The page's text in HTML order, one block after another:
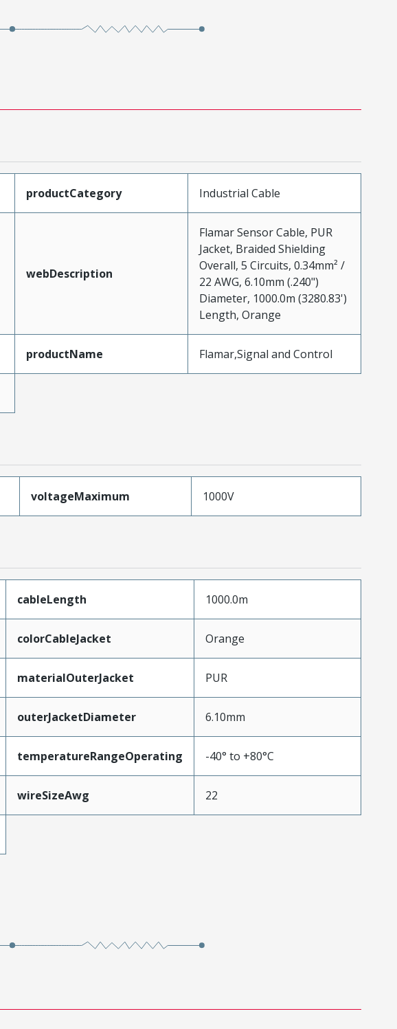
productCategory Industrial Cable
webDescription
Flamar Sensor Cable, PUR
Jacket, Braided Shielding
Overall, 5 Circuits, 0.34mm² /
22 AWG, 6.10mm (.240")
Diameter, 1000.0m (3280.83')
Length, Orange
productName Flamar,Signal and Control
voltageMaximum 1000V
cableLength 1000.0m
colorCableJacket Orange
materialOuterJacket PUR
outerJacketDiameter 6.10mm
temperatureRangeOperating -40° to +80°C
wireSizeAwg 22